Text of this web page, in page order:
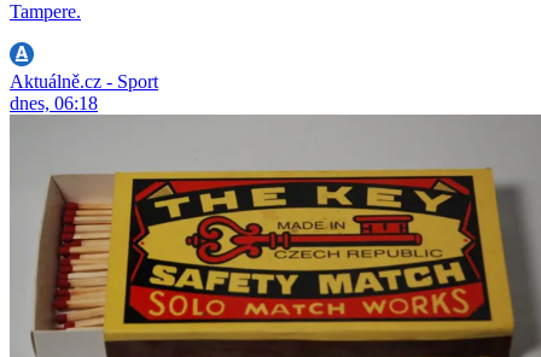
Tampere.
Aktuálně.cz - Sport
dnes, 06:18